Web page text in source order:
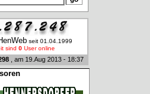
seit 01.04.1999
sind 0User online
, am 19.Aug 2013 - 18:37